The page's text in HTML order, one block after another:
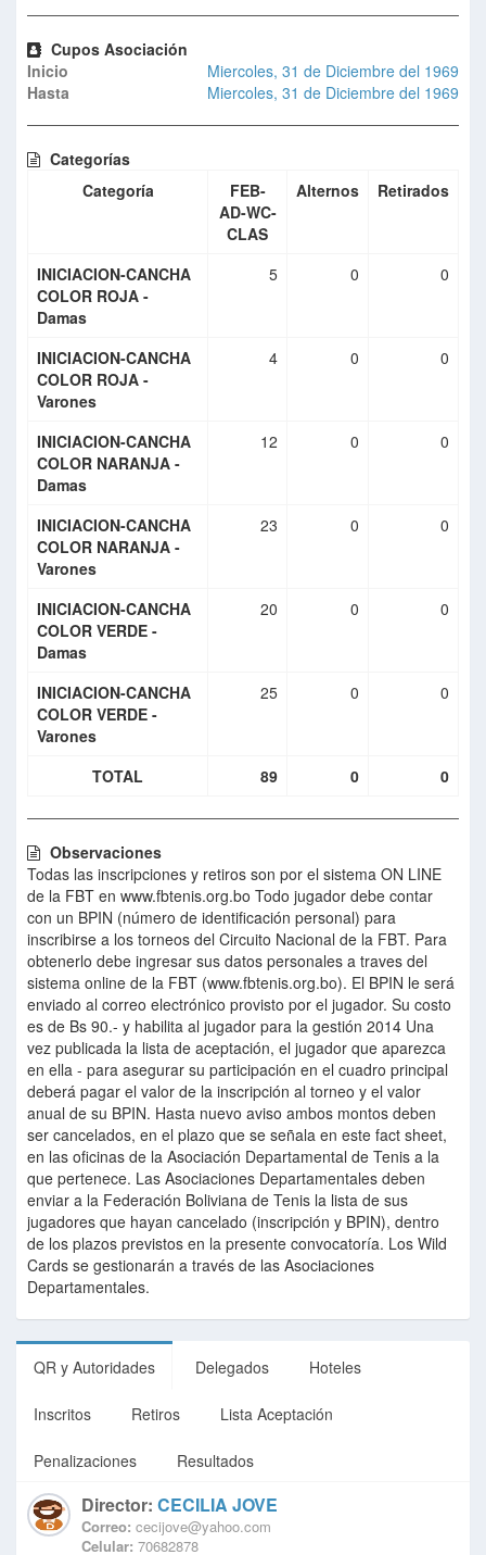
Cupos Asociación
Inicio
Miercoles, 31 de Diciembre del 1969
Hasta
Miercoles, 31 de Diciembre del 1969
Categorías
Categoría
FEB-
AD-WC-
CLAS
Alternos Retirados
INICIACION-CANCHA
COLOR ROJA -
Damas
5 0 0
INICIACION-CANCHA
COLOR ROJA -
Varones
4 0 0
INICIACION-CANCHA
COLOR NARANJA -
Damas
12 0 0
INICIACION-CANCHA
COLOR NARANJA -
Varones
23 0 0
INICIACION-CANCHA
COLOR VERDE -
Damas
20 0 0
INICIACION-CANCHA
COLOR VERDE -
Varones
25 0 0
TOTAL 89 0 0
Observaciones
Todas las inscripciones y retiros son por el sistema ON LINE
de la FBT en www.fbtenis.org.bo Todo jugador debe contar
con un BPIN (número de identificación personal) para
inscribirse a los torneos del Circuito Nacional de la FBT. Para
obtenerlo debe ingresar sus datos personales a traves del
sistema online de la FBT (www.fbtenis.org.bo). El BPIN le será
enviado al correo electrónico provisto por el jugador. Su costo
es de Bs 90.- y habilita al jugador para la gestión 2014 Una
vez publicada la lista de aceptación, el jugador que aparezca
en ella - para asegurar su participación en el cuadro principal
deberá pagar el valor de la inscripción al torneo y el valor
anual de su BPIN. Hasta nuevo aviso ambos montos deben
ser cancelados, en el plazo que se señala en este fact sheet,
en las oficinas de la Asociación Departamental de Tenis a la
que pertenece. Las Asociaciones Departamentales deben
enviar a la Federación Boliviana de Tenis la lista de sus
jugadores que hayan cancelado (inscripción y BPIN), dentro
de los plazos previstos en la presente convocatoría. Los Wild
Cards se gestionarán a través de las Asociaciones
Departamentales.
QR y Autoridades Delegados Hoteles
Inscritos Retiros Lista Aceptación
Penalizaciones Resultados
Director: CECILIA JOVE
Correo: cecijove@yahoo.com
Celular: 70682878